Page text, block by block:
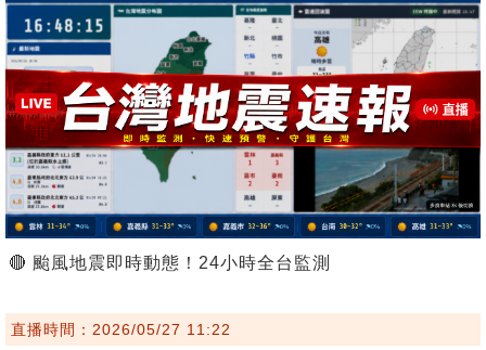
🔴 颱風地震即時動態！24小時全台監測
直播時間：2026/05/27 11:22